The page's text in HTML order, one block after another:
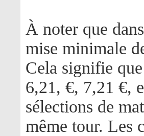
À noter que
mise minimale
Cela signifie
6,21, €, 7,21 €,
sélections de
même tour. Les